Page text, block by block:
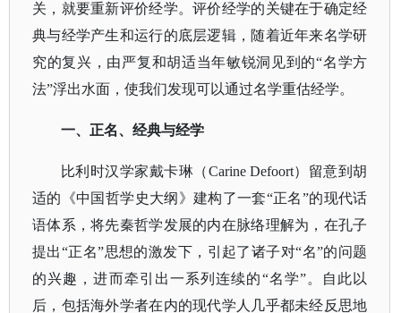
关，就要重新评价经学。评价经学的关键在于确定经
典与经学产生和运行的底层逻辑，随着近年来名学研
究的复兴，由严复和胡适当年敏锐洞见到的“名学方
法”浮出水面，使我们发现可以通过名学重估经学。
一、正名、经典与经学
比利时汉学家戴卡琳（Carine Defoort）留意到胡
适的《中国哲学史大纲》建构了一套“正名”的现代话
语体系，将先秦哲学发展的内在脉络理解为，在孔子
提出“正名”思想的激发下，引起了诸子对“名”的问题
的兴趣，进而牵引出一系列连续的“名学”。自此以
后，包括海外学者在内的现代学人几乎都未经反思地